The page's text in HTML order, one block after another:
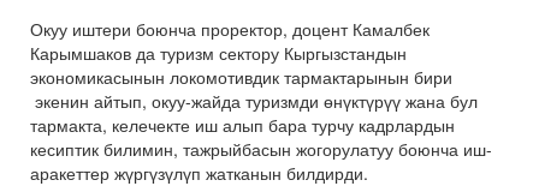
Окуу иштери боюнча проректор, доцент Камалбек
Карымшаков да туризм сектору Кыргызстандын
экономикасынын локомотивдик тармактарынын бири
экенин айтып, окуу-жайда туризмди өнүктүрүү жана бул
тармакта, келечекте иш алып бара турчу кадрлардын
кесиптик билимин, тажрыйбасын жогорулатуу боюнча иш-
аракеттер жүргүзүлүп жатканын билдирди.